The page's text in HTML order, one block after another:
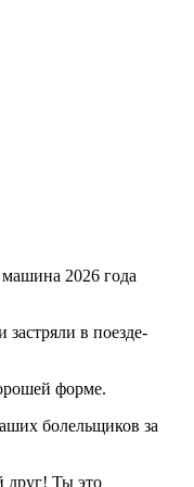
машина 2026 года
в поезде-
форме.
болельщиков за
друг! Ты это